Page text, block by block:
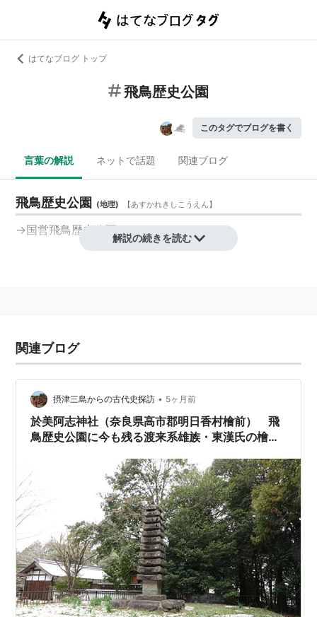
はてなブログ トップ
飛鳥歴史公園
このタグでブログを書く
言葉の解説 ネットで話題 関連ブログ
飛鳥歴史公園 (地理) 【あすかれきしこうえん】
→国営飛鳥歴史公園
解説の続きを読む
関連ブログ
摂津三島からの古代史探訪 • 5ヶ月前
於美阿志神社（奈良県高市郡明日香村檜前） 飛
鳥歴史公園に今も残る渡来系雄族・東漢氏の檜隈